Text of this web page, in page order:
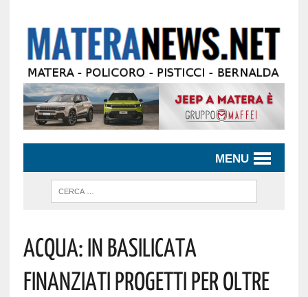
MENU
Acqua: In Basilicata
Finanziati Progetti Per Oltre